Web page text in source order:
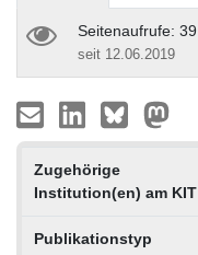
Seitenaufrufe: 39
seit 12.06.2019
Zugehörige
Institution(en) am KIT
Publikationstyp